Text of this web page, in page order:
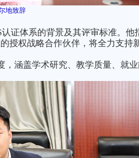
地致辞
证体系的背景及其评审标准。他
授权战略合作伙伴，将全力支持
涵盖学术研究、教学质量、就业